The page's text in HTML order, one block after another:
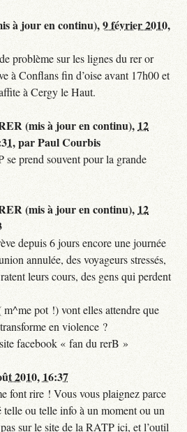
à jour en continu),9 février 2010,
problème sur les lignes du rer or
à Conflans fin d’oise avant 17h00 et
à Cergy le Haut.
(mis à jour en continu), 12
,parPaul Courbis
prend souvent pour la grande
(mis à jour en continu), 12
depuis 6 jours encore une journée
annulée, des voyageurs stressés,
leurs cours, des gens qui perdent
pot !) vont elles attendre que
en violence ?
facebook « fan du rerB »
2010, 16:37
font rire ! Vous vous plaignez parce
telle ou telle info à un moment ou un
sur le site de la RATP ici, et l’outil